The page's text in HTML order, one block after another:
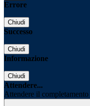
Errore
Chiudi
Successo
Chiudi
Informazione
Chiudi
Attendere...
Attendere il